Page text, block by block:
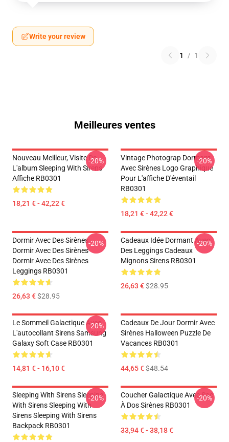
Write your review
1 / 1
Meilleures ventes
Nouveau Meilleur, Visite De
L'album Sleeping With Sirens
Affiche RB0301
18,21 € - 42,22 €
-20%
Vintage Photograp Dormant
Avec Sirènes Logo Graphique
Pour L'affiche D'éventail
RB0301
18,21 € - 42,22 €
-20%
Dormir Avec Des Sirènes
Dormir Avec Des Sirènes
Dormir Avec Des Sirènes
Leggings RB0301
26,63 €$28.95
-20%
Cadeaux Idée Dormant Avec
Des Leggings Cadeaux
Mignons Sirens RB0301
26,63 €$28.95
-20%
Le Sommeil Galactique Avec
L'autocollant Sirens Samsung
Galaxy Soft Case RB0301
14,81 € - 16,10 €
-20%
Cadeaux De Jour Dormir Avec
Sirènes Halloween Puzzle De
Vacances RB0301
44,65 €$48.54
Sleeping With Sirens Sleeping
With Sirens Sleeping With
Sirens Sleeping With Sirens
Backpack RB0301
-20%
Coucher Galactique Avec Sac
À Dos Sirènes RB0301
33,94 € - 38,18 €
-20%